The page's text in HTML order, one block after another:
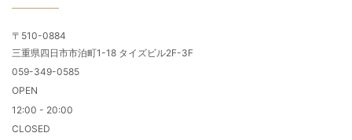
〒510-0884
三重県四日市市泊町1-18 タイズビル2F-3F
059-349-0585
OPEN
12:00 - 20:00
CLOSED